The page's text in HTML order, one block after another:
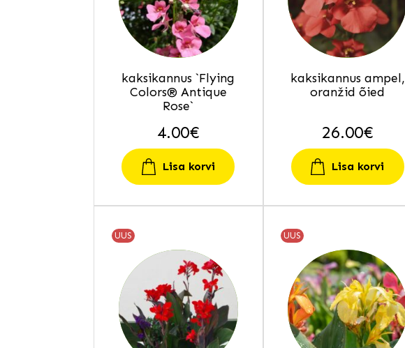
kaksikannus `Flying
Colors® Antique
Rose`
4.00€
Lisa korvi
kaksikannus ampel,
oranžid õied
26.00€
Lisa korvi
UUS UUS